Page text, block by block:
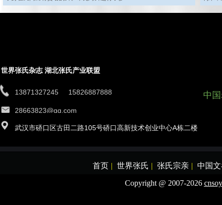
13871327245 15826887888
28663823@qq.com
武汉市硚口区古田二路105号硚口高新技术创业中心A栋二楼
世界张氏杂志 湖北张氏产业联盟
中
首页 | 世界张氏 | 张氏宗亲 | 中国
Copyright @ 2007-2026